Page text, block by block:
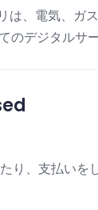
は、電気、ガ
のデジタルサ
り、支払いを